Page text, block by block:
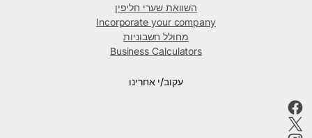
השוואת שערי חליפין
Incorporate your company
מחולל חשבוניות
Business Calculators
עקוב/י אחרינו